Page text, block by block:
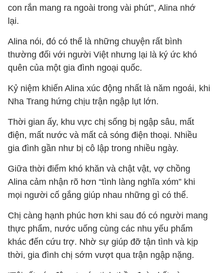
con rắn mang ra ngoài trong vài phút”, Alina nhớ
lại.
Alina nói, đó có thể là những chuyện rất bình
thường đối với người Việt nhưng lại là ký ức khó
quên của một gia đình ngoại quốc.
Kỷ niệm khiến Alina xúc động nhất là năm ngoái, khi
Nha Trang hứng chịu trận ngập lụt lớn.
Thời gian ấy, khu vực chị sống bị ngập sâu, mất
điện, mất nước và mất cả sóng điện thoại. Nhiều
gia đình gần như bị cô lập trong nhiều ngày.
Giữa thời điểm khó khăn và chật vật, vợ chồng
Alina cảm nhận rõ hơn “tình làng nghĩa xóm” khi
mọi người cố gắng giúp nhau những gì có thể.
Chị càng hạnh phúc hơn khi sau đó có người mang
thực phẩm, nước uống cùng các nhu yếu phẩm
khác đến cứu trợ. Nhờ sự giúp đỡ tận tình và kịp
thời, gia đình chị sớm vượt qua trận ngập nặng.